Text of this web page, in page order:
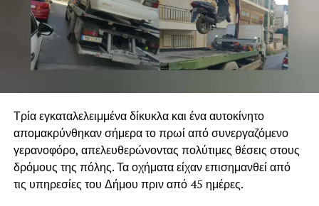
Τρία εγκαταλελειμμένα δίκυκλα και ένα αυτοκίνητο
απομακρύνθηκαν σήμερα το πρωί από συνεργαζόμενο
γερανοφόρο, απελευθερώνοντας πολύτιμες θέσεις στους
δρόμους της πόλης. Τα οχήματα είχαν επισημανθεί από
τις υπηρεσίες του Δήμου πριν από 45 ημέρες.